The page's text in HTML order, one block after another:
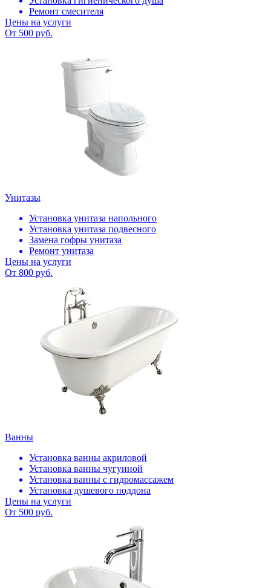
Ремонт смесителя
Цены на услуги
От 500 руб.
Унитазы
Установка унитаза напольного
Установка унитаза подвесного
Замена гофры унитаза
Ремонт унитаза
Цены на услуги
От 800 руб.
Ванны
Установка ванны акриловой
Установка ванны чугунной
Установка ванны с гидромассажем
Установка душевого поддона
Цены на услуги
От 500 руб.